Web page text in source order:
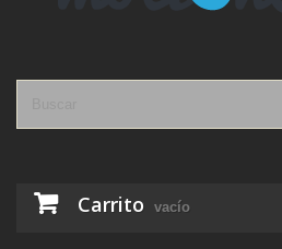
Carrito vacío